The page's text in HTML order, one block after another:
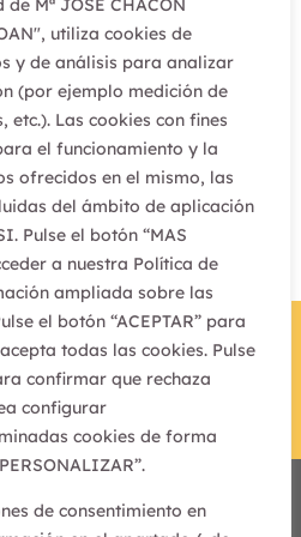
Mª JOSÉ CHACÓN
utiliza cookies de
y de análisis para analizar
(por ejemplo medición de
Las cookies con fines
el funcionamiento y la
ofrecidos en el mismo, las
del ámbito de aplicación
Pulse el botón “MAS
a nuestra Política de
ampliada sobre las
el botón “ACEPTAR” para
todas las cookies. Pulse
confirmar que rechaza
configurar
cookies de forma
de consentimiento en
| Aviso Legal |
Política de
| Política de Accesibilidad